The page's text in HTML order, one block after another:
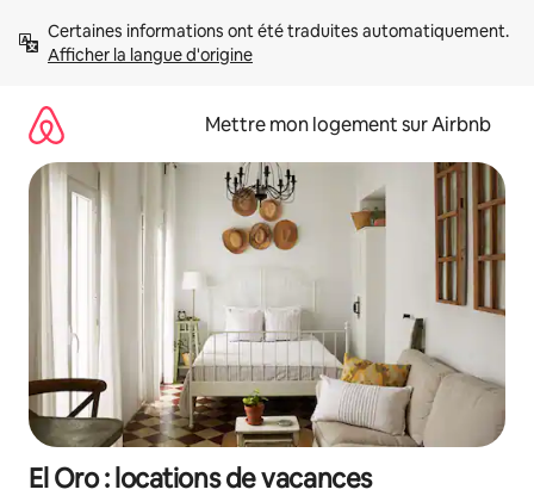
directement
Afficher la langue d'origine
Mettre mon logement sur Airbnb
El Oro : locations de vacances